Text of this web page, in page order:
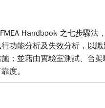
Handbook 之七步驟法
功能分析及失效分析，以
並藉由實驗室測試、台
度。